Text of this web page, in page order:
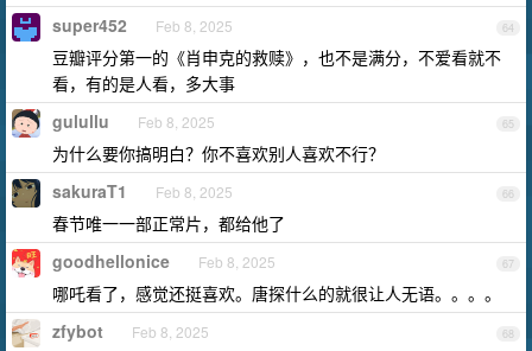
64
super452 Feb 8, 2025
豆瓣评分第一的《肖申克的救赎》，也不是满分，不爱看就不
看，有的是人看，多大事
65
gulullu Feb 8, 2025
为什么要你搞明白？你不喜欢别人喜欢不行？
66
sakuraT1 Feb 8, 2025
春节唯一一部正常片，都给他了
67
goodhellonice Feb 8, 2025
哪吒看了，感觉还挺喜欢。唐探什么的就很让人无语。。。。
68
zfybot Feb 8, 2025